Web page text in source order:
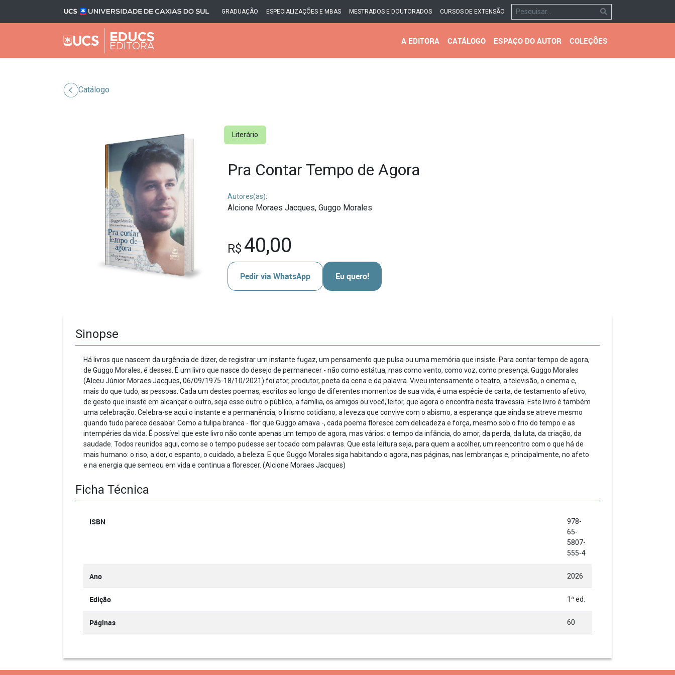
GRADUAÇÃO ESPECIALIZAÇÕES E MBAS MESTRADOS E DOUTORADOS CURSOS DE EXTENSÃO
A EDITORA CATÁLOGO ESPAÇO DO AUTOR COLEÇÕES
Catálogo
Literário
Pra Contar Tempo de Agora
Autores(as):
Alcione Moraes Jacques,Guggo Morales
R$ 40,00
Pedir via WhatsApp Eu quero!
Sinopse
Há livros que nascem da urgência de dizer, de registrar um instante fugaz, um pensamento que pulsa ou uma memória que insiste. Para contar tempo de agora,
de Guggo Morales, é desses. É um livro que nasce do desejo de permanecer - não como estátua, mas como vento, como voz, como presença. Guggo Morales
(Alceu Júnior Moraes Jacques, 06/09/1975-18/10/2021) foi ator, produtor, poeta da cena e da palavra. Viveu intensamente o teatro, a televisão, o cinema e,
mais do que tudo, as pessoas. Cada um destes poemas, escritos ao longo de diferentes momentos de sua vida, é uma espécie de carta, de testamento afetivo,
de gesto que insiste em alcançar o outro, seja esse outro o público, a família, os amigos ou você, leitor, que agora o encontra nesta travessia. Este livro é também
uma celebração. Celebra-se aqui o instante e a permanência, o lirismo cotidiano, a leveza que convive com o abismo, a esperança que ainda se atreve mesmo
quando tudo parece desabar. Como a tulipa branca - flor que Guggo amava -, cada poema floresce com delicadeza e força, mesmo sob o frio do tempo e as
intempéries da vida. É possível que este livro não conte apenas um tempo de agora, mas vários: o tempo da infância, do amor, da perda, da luta, da criação, da
saudade. Todos reunidos aqui, como se o tempo pudesse ser tocado com palavras. Que esta leitura seja, para quem a acolher, um reencontro com o que há de
mais humano: o riso, a dor, o espanto, o cuidado, a beleza. E que Guggo Morales siga habitando o agora, nas páginas, nas lembranças e, principalmente, no afeto
e na energia que semeou em vida e continua a florescer. (Alcione Moraes Jacques)
Ficha Técnica
ISBN
978-
65-
5807-
555-4
Ano 2026
Edição 1ª ed.
Páginas 60